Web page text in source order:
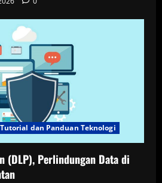
Tutorial dan Panduan Teknologi
(DLP), Perlindungan Data di